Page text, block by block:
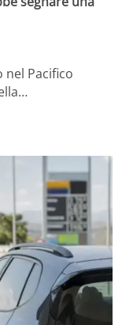
nel Pacifico